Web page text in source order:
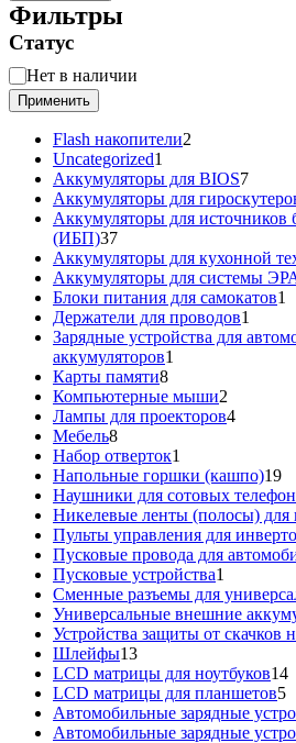
Фильтры
Статус
Статус
Нет в наличии
Применить
Flash накопители2
Uncategorized1
товар
Аккумуляторы для BIOS77
Аккумуляторы для
Аккумуляторы для источников
(ИБП)3737
товаров
Аккумуляторы для кухонной
Аккумуляторы для системы
Блоки питания для самокатов1
Держатели для проводов1
товар
Зарядные устройства для
аккумуляторов1
Карты памяти88
товаров
Компьютерные мыши2
товара
Лампы для проекторов44
Мебель88
товаров
Набор отверток1
товар
Напольные горшки (кашпо)1919
Наушники для сотовых
Никелевые ленты (полосы) для
Пульты управления для
Пусковые провода для
Пусковые устройства1
товар
Сменные разъемы для
Универсальные внешние
Устройства защиты от скачков
Шлейфы1313
товаров
LCD матрицы для ноутбуков1414
LCD матрицы для планшетов55
Автомобильные зарядные
Автомобильные зарядные